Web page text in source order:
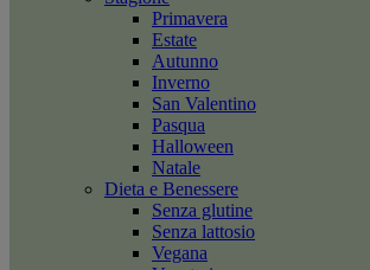
Primavera
Estate
Autunno
Inverno
San Valentino
Pasqua
Halloween
Natale
Dieta e Benessere
Senza glutine
Senza lattosio
Vegana